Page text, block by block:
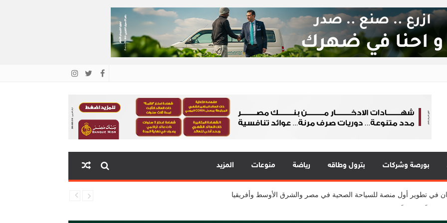
24
في قلب الحدث
بورصة وشركات بترول وطاقه رياضة منوعات المزيد
يقدمون 7 مشاريع واعدة
للشباب” ويقدم العديد من العروض المجانية دعمًا للشمول المالي تحت رعاية البنك المركزي